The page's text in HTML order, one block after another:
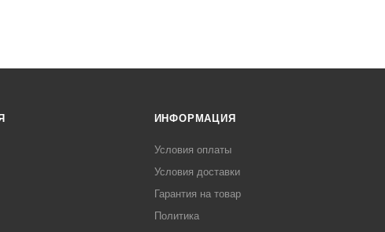
ИНФОРМАЦИЯ
Условия оплаты
Условия доставки
Гарантия на товар
Политика